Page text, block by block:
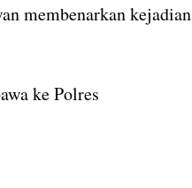
membenarkan kejadian
ke Polres